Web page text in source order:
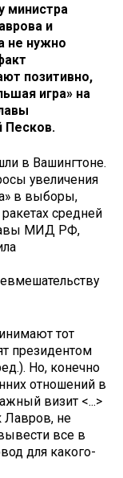
министра
и
не нужно
позитивно,
игра» на
Песков.
в Вашингтоне.
увеличения
в выборы,
средней
МИД РФ,
тот
президентом
Но, конечно
отношений в
визит <...>
Лавров, не
все в
для какого-